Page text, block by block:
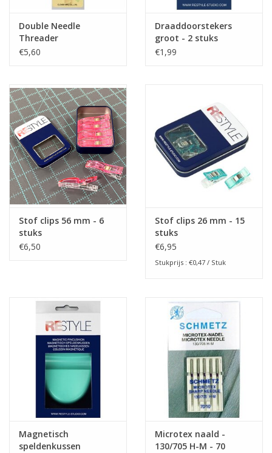
Double Needle
Threader
€5,60
Draaddoorstekers
groot - 2 stuks
€1,99
Stof clips 56 mm - 6
stuks
€6,50
Stof clips 26 mm - 15
stuks
€6,95
Stukprijs : €0,47 / Stuk
Magnetisch
speldenkussen
Microtex naald -
130/705 H-M - 70